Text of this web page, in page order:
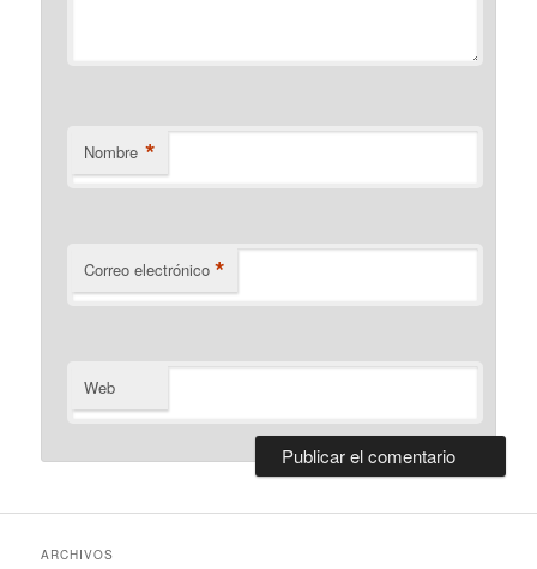
Nombre *
Correo electrónico *
Web
ARCHIVOS